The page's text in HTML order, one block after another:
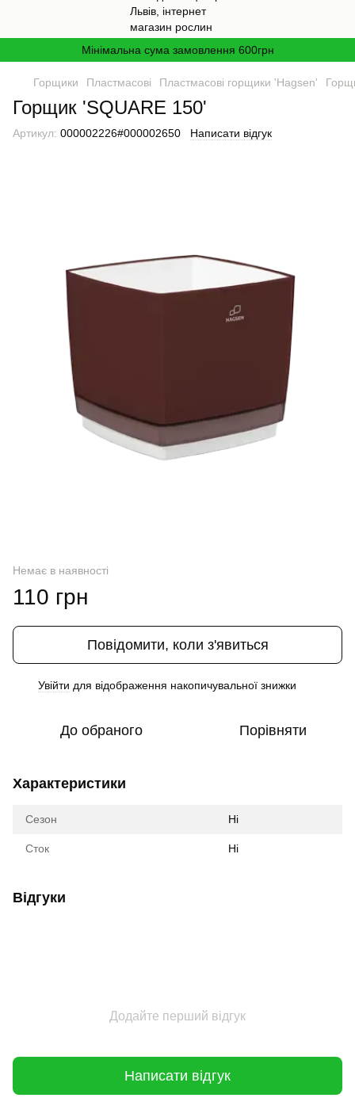
Мінімальна сума замовлення 600грн
Горщики Пластмасові Пластмасові горщики 'Hagsen'
Горщик 'SQUARE 150'
Артикул: 000002226#000002650 Написати відгук
Немає в наявності
110 грн
Повідомити, коли з'явиться
Увійти для відображення накопичувальної знижки
До обраного Порівняти
Характеристики
Сезон Ні
Сток Ні
Відгуки
Додайте перший відгук
Написати відгук